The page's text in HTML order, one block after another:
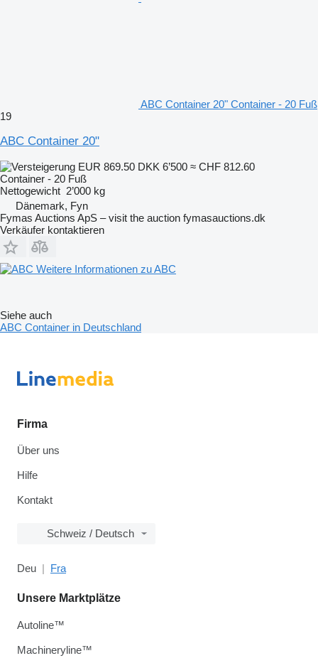
ABC Container 20" Container - 20 Fuß
19
ABC Container 20"
EUR 869.50 DKK 6’500 ≈ CHF 812.60
Container - 20 Fuß
Nettogewicht 2’000 kg
Dänemark, Fyn
Fymas Auctions ApS – visit the auction fymasauctions.dk
Verkäufer kontaktieren
Weitere Informationen zu ABC
Siehe auch
ABC Container in Deutschland
Firma
Über uns
Hilfe
Kontakt
Schweiz / Deutsch
Deu Fra
Unsere Marktplätze
Autoline™
Machineryline™